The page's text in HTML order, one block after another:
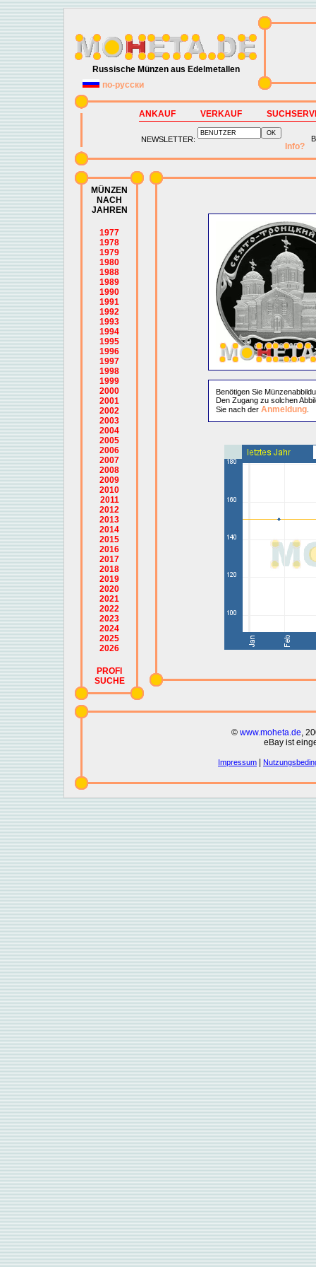
Russische Münzen aus Edelmetallen
по-русски
ANKAUF VERKAUF
NEWSLETTER:
Info?
MÜNZEN
NACH
JAHREN
1977
1978
1979
1980
1988
1989
1990
1991
1992
1993
1994
1995
1996
1997
1998
1999
2000
2001
2002
2003
2004
2005
2006
2007
2008
2009
2010
2011
2012
2013
2014
2015
2016
2017
2018
2019
2020
2021
2022
2023
2024
2025
2026
PROFI
SUCHE
Benötigen Sie
Den Zugang zu solchen
Sie nach der Anmeldung.
© www.moheta.de,
eBay ist
Impressum